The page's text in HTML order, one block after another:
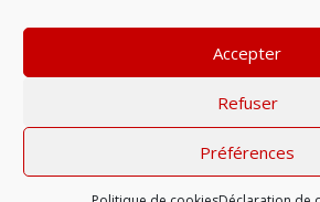
Accepter
Refuser
Préférences
LAISSER UN COMMENTAIRE
Mentions légales| © 2022
confidentialité